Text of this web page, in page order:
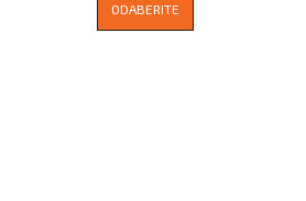
ODABERITE